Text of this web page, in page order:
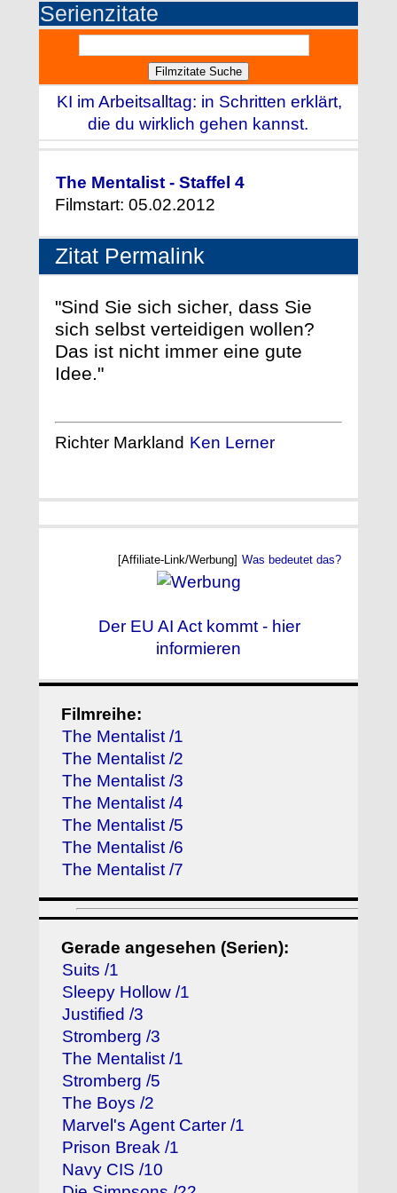
Serienzitate
KI im Arbeitsalltag: in Schritten erklärt,
die du wirklich gehen kannst.
The Mentalist - Staffel 4
Filmstart: 05.02.2012
Zitat Permalink
"Sind Sie sich sicher, dass Sie
sich selbst verteidigen wollen?
Das ist nicht immer eine gute
Idee."
Richter Markland Ken Lerner
[Affiliate-Link/Werbung] Was bedeutet das?
Der EU AI Act kommt - hier
informieren
Filmreihe:
The Mentalist /1
The Mentalist /2
The Mentalist /3
The Mentalist /4
The Mentalist /5
The Mentalist /6
The Mentalist /7
Gerade angesehen (Serien):
Suits /1
Sleepy Hollow /1
Justified /3
Stromberg /3
The Mentalist /1
Stromberg /5
The Boys /2
Marvel's Agent Carter /1
Prison Break /1
Navy CIS /10